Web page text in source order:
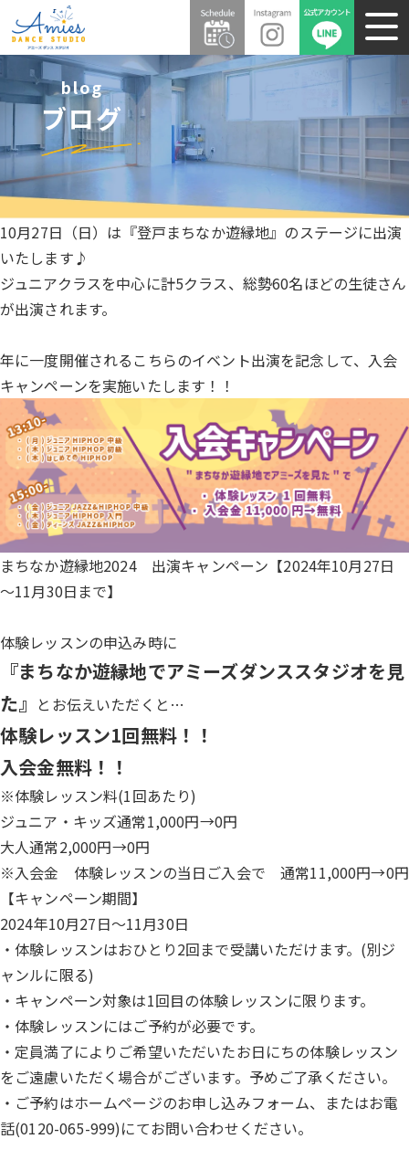
blog
ブログ
10月27日（日）は『登戸まちなか遊縁地』のステージに出演
いたします♪
ジュニアクラスを中心に計5クラス、総勢60名ほどの生徒さん
が出演されます。
年に一度開催されるこちらのイベント出演を記念して、入会
キャンペーンを実施いたします！！
まちなか遊縁地2024 出演キャンペーン【2024年10月27日
～11月30日まで】
体験レッスンの申込み時に
『まちなか遊縁地でアミーズダンススタジオを見
た』 とお伝えいただくと…
体験レッスン1回無料！！
入会金無料！！
※体験レッスン料(1回あたり)
ジュニア・キッズ通常1,000円→0円
大人通常2,000円→0円
※入会金 体験レッスンの当日ご入会で 通常11,000円→0円
【キャンペーン期間】
2024年10月27日～11月30日
・体験レッスンはおひとり2回まで受講いただけます。(別ジ
ャンルに限る)
・キャンペーン対象は1回目の体験レッスンに限ります。
・体験レッスンにはご予約が必要です。
・ 定員満了によりご希望いただいたお日にちの体験レッスン
をご遠慮いただく場合がございます。予めご了承ください。
・ご予約はホームページのお申し込みフォーム、またはお電
話(0120-065-999)にてお問い合わせください。